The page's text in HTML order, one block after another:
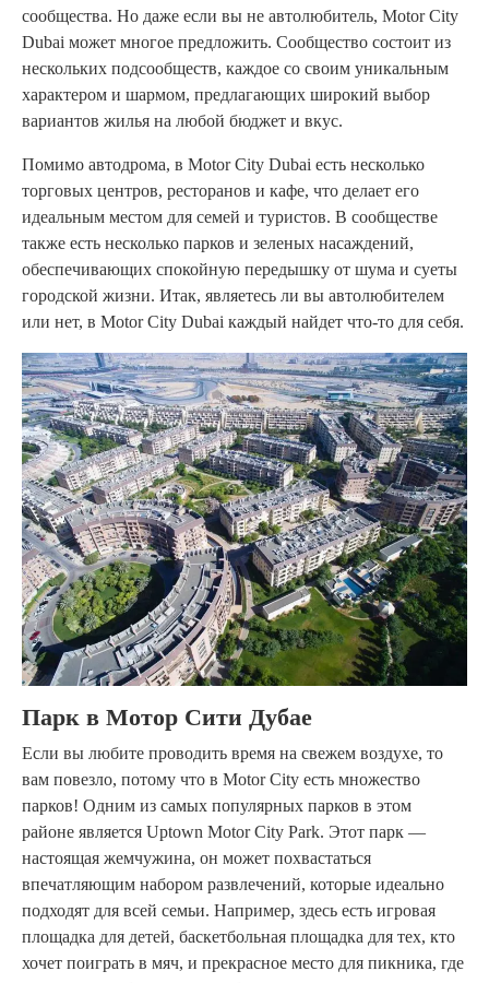
сообщества. Но даже если вы не автолюбитель, Motor City
Dubai может многое предложить. Сообщество состоит из
нескольких подсообществ, каждое со своим уникальным
характером и шармом, предлагающих широкий выбор
вариантов жилья на любой бюджет и вкус.
Помимо автодрома, в Motor City Dubai есть несколько
торговых центров, ресторанов и кафе, что делает его
идеальным местом для семей и туристов. В сообществе
также есть несколько парков и зеленых насаждений,
обеспечивающих спокойную передышку от шума и суеты
городской жизни. Итак, являетесь ли вы автолюбителем
или нет, в Motor City Dubai каждый найдет что-то для себя.
Парк в Мотор Сити Дубае
Если вы любите проводить время на свежем воздухе, то
вам повезло, потому что в Motor City есть множество
парков! Одним из самых популярных парков в этом
районе является Uptown Motor City Park. Этот парк —
настоящая жемчужина, он может похвастаться
впечатляющим набором развлечений, которые идеально
подходят для всей семьи. Например, здесь есть игровая
площадка для детей, баскетбольная площадка для тех, кто
хочет поиграть в мяч, и прекрасное место для пикника, где